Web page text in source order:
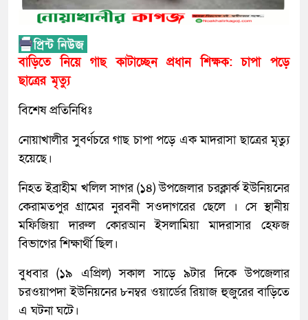
বাড়িতে নিয়ে গাছ কাটাচ্ছেন প্রধান শিক্ষক: চাপা পড়ে
ছাত্রের মৃত্যু
বিশেষ প্রতিনিধিঃ
নোয়াখালীর সুবর্ণচরে গাছ চাপা পড়ে এক মাদরাসা ছাত্রের মৃত্যু
হয়েছে।
নিহত ইব্রাহীম খলিল সাগর (১৪) উপজেলার চরক্লার্ক ইউনিয়নের
কেরামতপুর গ্রামের নুরবনী সওদাগরের ছেলে । সে স্থানীয়
মফিজিয়া দারুল কোরআন ইসলামিয়া মাদরাসার হেফজ
বিভাগের শিক্ষার্থী ছিল।
বুধবার (১৯ এপ্রিল) সকাল সাড়ে ৯টার দিকে উপজেলার
চরওয়াপদা ইউনিয়নের ৮নম্বর ওয়ার্ডের রিয়াজ হুজুরের বাড়িতে
এ ঘটনা ঘটে।